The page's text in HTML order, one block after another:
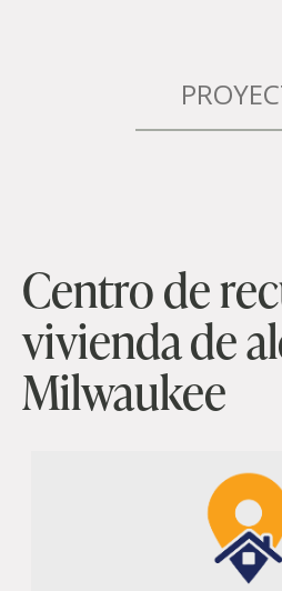
Centro de
vivienda de
Milwaukee